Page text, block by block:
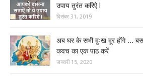
उपाय तुरंत करिऐ l
दिसंबर 31, 2019
अब घर के सभी दुःख दूर होंगे ...
कवच का एक पाठ करें
जनवरी 15, 2020